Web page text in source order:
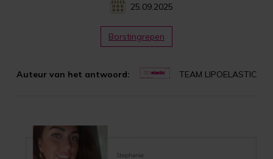
25.09.2025
Auteur van het antwoord: TEAM LIPOELASTIC
Borstingrepen